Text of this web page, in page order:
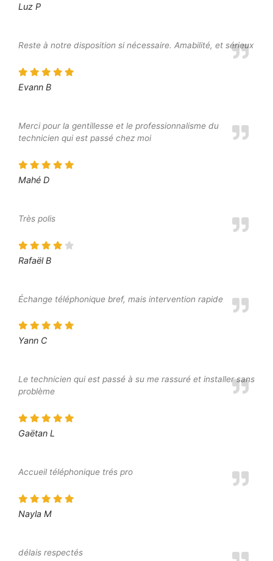
Luz P
Reste à notre disposition si nécessaire. Amabilité, et sérieux
Evann B
Merci pour la gentillesse et le professionnalisme du
technicien qui est passé chez moi
Mahé D
Très polis
Rafaël B
Échange téléphonique bref, mais intervention rapide
Yann C
Le technicien qui est passé à su me rassuré et installer sans
problème
Gaëtan L
Accueil téléphonique trés pro
Nayla M
délais respectés